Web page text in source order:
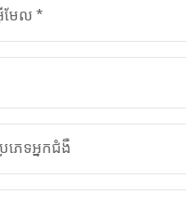
ែល*
ភេទអ្នកជំងឺ